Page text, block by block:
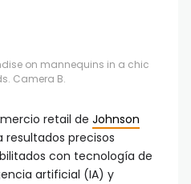
on mannequins in a chic
Camera B.
retail de Johnson
resultados precisos
con tecnología de
artificial (IA) y